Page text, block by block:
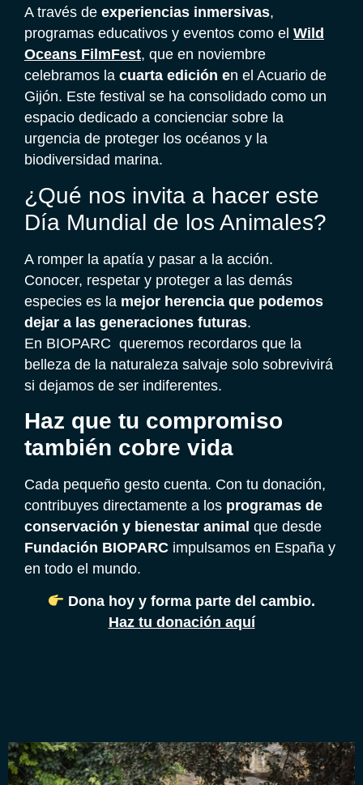
A través de experiencias inmersivas,
programas educativos y eventos como el Wild
Oceans FilmFest, que en noviembre
celebramos la cuarta edición en el Acuario de
Gijón. Este festival se ha consolidado como un
espacio dedicado a concienciar sobre la
urgencia de proteger los océanos y la
biodiversidad marina.
¿Qué nos invita a hacer este
Día Mundial de los Animales?
A romper la apatía y pasar a la acción.
Conocer, respetar y proteger a las demás
especies es la mejor herencia que podemos
dejar a las generaciones futuras.
En BIOPARC queremos recordaros que la
belleza de la naturaleza salvaje solo sobrevivirá
si dejamos de ser indiferentes.
Haz que tu compromiso
también cobre vida
Cada pequeño gesto cuenta. Con tu donación,
contribuyes directamente a los programas de
conservación y bienestar animal que desde
Fundación BIOPARC impulsamos en España y
en todo el mundo.
Dona hoy y forma parte del cambio.
Haz tu donación aquí